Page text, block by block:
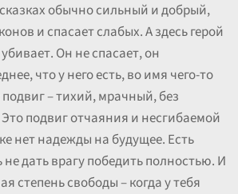
обычно сильный и добрый,
и спасает слабых. А здесь герой
Он не спасает, он
что у него есть, во имя чего-то
подвиг – тихий, мрачный, без
подвиг отчаяния и несгибаемой
нет надежды на будущее. Есть
дать врагу победить полностью. И
степень свободы – когда у тебя